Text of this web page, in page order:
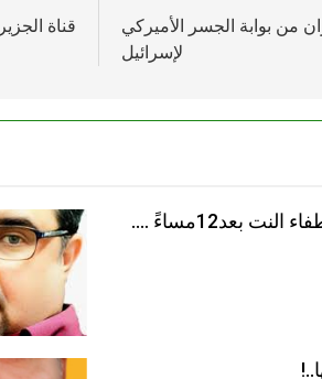
من بوابة الجسر الأميركي
لإسرائيل
قناة
بعد12مساءً ….